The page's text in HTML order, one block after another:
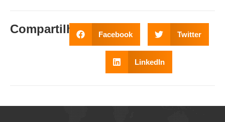
Compartilhe: Facebook Twitter
LinkedIn